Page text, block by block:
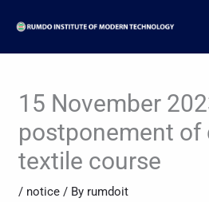
content
15 November
postponement of
textile course
/ notice / By rumdoit